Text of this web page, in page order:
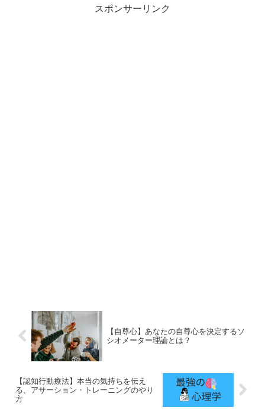
スポンサーリンク
【自尊心】あなたの自尊心を決定するソ
シオメーター理論とは？
【認知行動療法】本当の気持ちを伝え
る、アサーション・トレーニングのやり
方